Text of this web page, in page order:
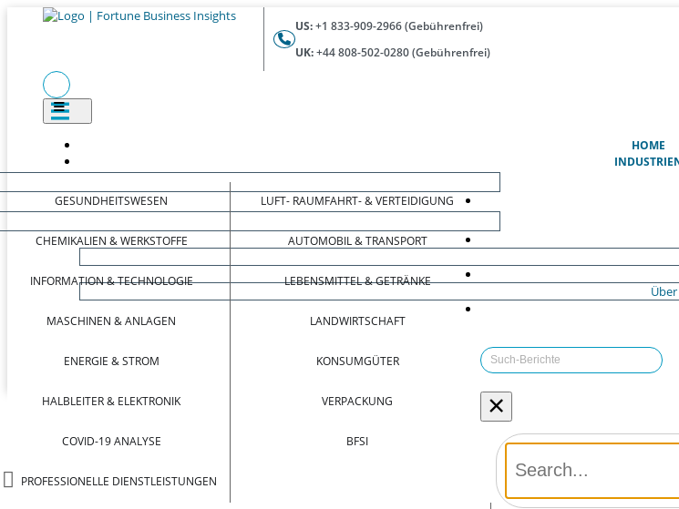
US:+1 833-909-2966 (Gebührenfrei)
UK:+44 808-502-0280 (Gebührenfrei)
HOME
GESUNDHEITSWESEN
CHEMIKALIEN & WERKSTOFFE
INFORMATION & TECHNOLOGIE
MASCHINEN & ANLAGEN
ENERGIE & STROM
HALBLEITER & ELEKTRONIK
COVID-19 ANALYSE
PROFESSIONELLE DIENSTLEISTUNGEN
LUFT- RAUMFAHRT- & VERTEIDIGUNG
AUTOMOBIL & TRANSPORT
LEBENSMITTEL & GETRÄNKE
LANDWIRTSCHAFT
KONSUMGÜTER
VERPACKUNG
BFSI
×